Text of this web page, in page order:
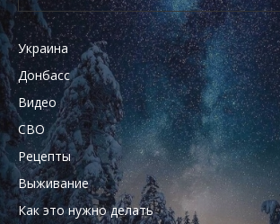
Украина
Донбасс
Видео
СВО
Рецепты
Выживание
Как это нужно делать